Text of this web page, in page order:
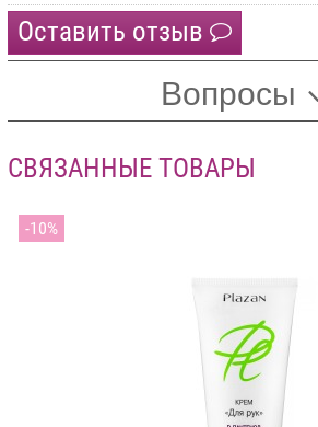
Оставить отзыв
Вопросы
СВЯЗАННЫЕ ТОВАРЫ
10